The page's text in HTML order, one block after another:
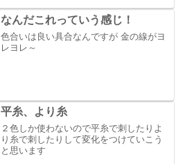
なんだこれっていう感じ！
色合いは良い具合なんですが 金の線がヨ
レヨレ～
平糸、より糸
２色しか使わないので平糸で刺したりよ
り糸で刺したりして変化をつけていこう
と思います